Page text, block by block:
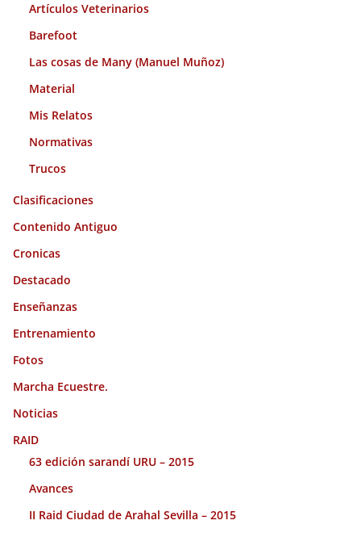
Artículos Veterinarios
Barefoot
Las cosas de Many (Manuel Muñoz)
Material
Mis Relatos
Normativas
Trucos
Clasificaciones
Contenido Antiguo
Cronicas
Destacado
Enseñanzas
Entrenamiento
Fotos
Marcha Ecuestre.
Noticias
RAID
63 edición sarandí URU – 2015
Avances
II Raid Ciudad de Arahal Sevilla – 2015